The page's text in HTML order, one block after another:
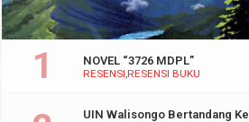
RESENSI RESENSI BUKU
NOVEL “3726 MDPL”
UIN Walisongo Bertandang Ke